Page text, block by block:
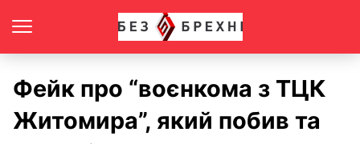
Фейк про “воєнкома з ТЦК
Житомира”, який побив та